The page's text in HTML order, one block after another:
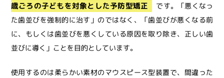
歳ごろの子どもを対象とした予防型矯正
です。「悪くなっ
た歯並びを強制的に治す」のではなく、「歯並びが悪くなる前
に、もしくは歯並びを悪くしている原因を取り除き、正しい歯
並びに導く」ことを目的としています。
使用するのは柔らかい素材のマウスピース型装置で、間違った